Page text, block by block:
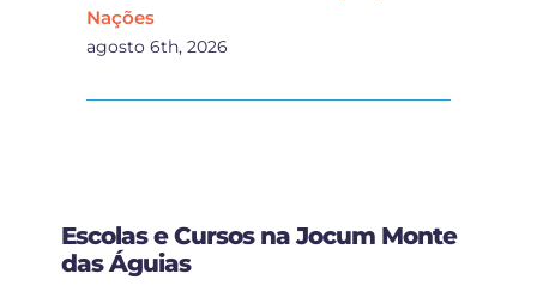
Nações
agosto 6th, 2026
Escolas e Cursos na Jocum Monte
das Águias